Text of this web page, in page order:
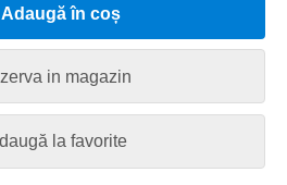
Adaugă în coș
in magazin
la favorite